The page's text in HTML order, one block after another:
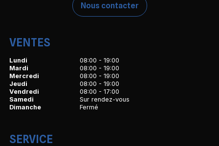
Nous contacter
VENTES
Lundi
08:00 - 19:00
Mardi
08:00 - 19:00
Mercredi
08:00 - 19:00
Jeudi
08:00 - 19:00
Vendredi
08:00 - 17:00
Samedi
Sur rendez-vous
Dimanche
Fermé
SERVICE